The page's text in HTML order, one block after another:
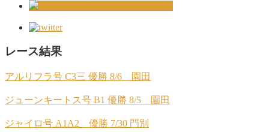
レース結果
アルリフラ号 C3三 優勝 8/6 園田
ジューンキートス号 B1 優勝 8/5 園田
ジャイロ号 A1A2 優勝 7/30 門別